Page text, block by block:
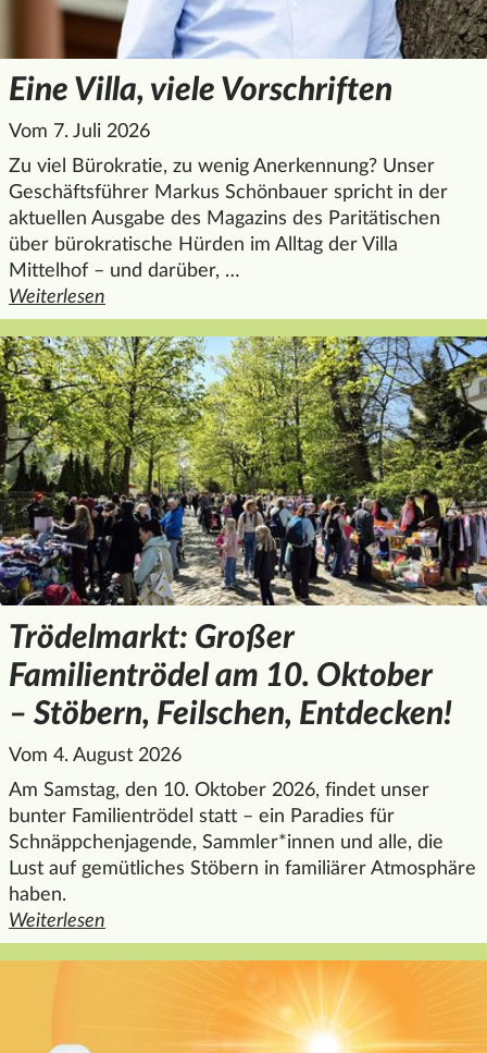
Eine Villa, viele Vorschriften
Vom 7. Juli 2026
Zu viel Bürokratie, zu wenig Anerkennung? Unser
Geschäftsführer Markus Schönbauer spricht in der
aktuellen Ausgabe des Magazins des Paritätischen
über bürokratische Hürden im Alltag der Villa
Mittelhof – und darüber, …
Weiterlesen
den ganzen Artikel "Eine Villa, viele Vorschriften
Trödelmarkt: Großer
Familientrödel am 10. Oktober
– Stöbern, Feilschen, Entdecken!
Vom 4. August 2026
Am Samstag, den 10. Oktober 2026, findet unser
bunter Familientrödel statt – ein Paradies für
Schnäppchenjagende, Sammler*innen und alle, die
Lust auf gemütliches Stöbern in familiärer Atmosphäre
haben.
Weiterlesen
den ganzen Artikel "Trödelmarkt: Großer Familientrödel